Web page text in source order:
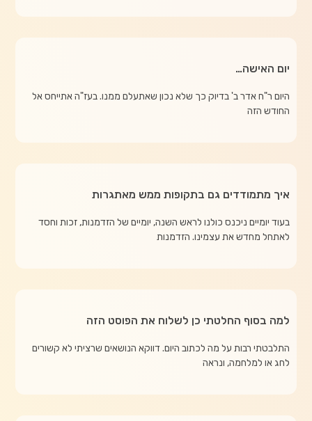
יום האישה…
היום ר"ח אדר ב' בדיוק כך שלא נכון שאתעלם ממנו. בעז"ה אתייחס אל
החודש הזה
איך מתמודדים גם בתקופות ממש מאתגרות
בעוד יומיים ניכנס כולנו לראש השנה, יומיים של הזדמנות, זכות וחסד
לאתחל מחדש את עצמינו. הזדמנות
למה בסוף החלטתי כן לשלוח את הפוסט הזה
התלבטתי רבות על מה לכתוב היום. דווקא הנושאים שרציתי לא קשורים
לחג או למלחמה, ונראה